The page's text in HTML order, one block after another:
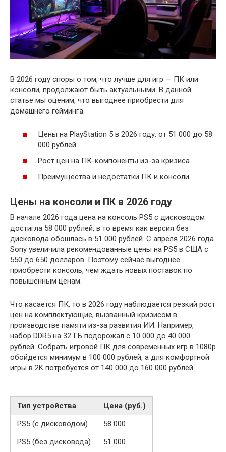
В 2026 году споры о том, что лучше для игр — ПК или
консоли, продолжают быть актуальными. В данной
статье мы оценим, что выгоднее приобрести для
домашнего гейминга.
Цены на PlayStation 5 в 2026 году: от 51 000 до 58
000 рублей.
Рост цен на ПК-компоненты из-за кризиса.
Преимущества и недостатки ПК и консоли.
Цены на консоли и ПК в 2026 году
В начале 2026 года цена на консоль PS5 с дисководом
достигла 58 000 рублей, в то время как версия без
дисковода обошлась в 51 000 рублей. С апреля 2026 года
Sony увеличила рекомендованные цены на PS5 в США с
550 до 650 долларов. Поэтому сейчас выгоднее
приобрести консоль, чем ждать новых поставок по
повышенным ценам.
Что касается ПК, то в 2026 году наблюдается резкий рост
цен на комплектующие, вызванный кризисом в
производстве памяти из-за развития ИИ. Например,
набор DDR5 на 32 ГБ подорожал с 10 000 до 40 000
рублей. Собрать игровой ПК для современных игр в 1080p
обойдется минимум в 100 000 рублей, а для комфортной
игры в 2K потребуется от 140 000 до 160 000 рублей.
Тип устройства
Цена (руб.)
PS5 (с дисководом)
58 000
PS5 (без дисковода)
51 000